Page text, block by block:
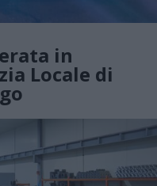
in
Locale di